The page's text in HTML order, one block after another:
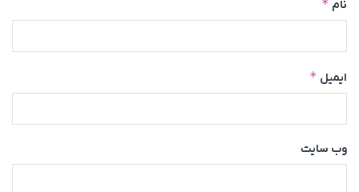
نام *
ایمیل *
وب‌ سایت